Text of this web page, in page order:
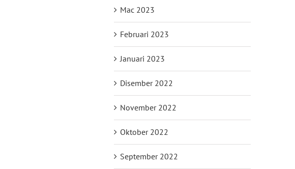
Mac 2023
Februari 2023
Januari 2023
Disember 2022
November 2022
Oktober 2022
September 2022